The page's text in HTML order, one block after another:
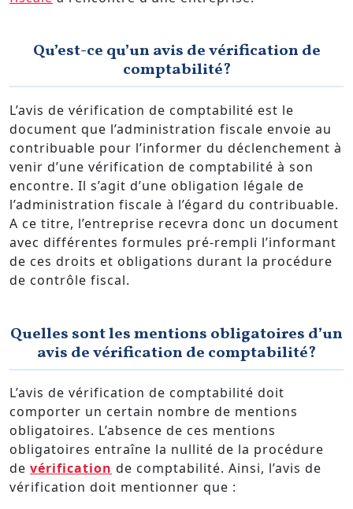
Qu’est-ce qu’un avis de vérification de
comptabilité?
L’avis de vérification de comptabilité est le
document que l’administration fiscale envoie au
contribuable pour l’informer du déclenchement à
venir d’une vérification de comptabilité à son
encontre. Il s’agit d’une obligation légale de
l’administration fiscale à l’égard du contribuable.
A ce titre, l’entreprise recevra donc un document
avec différentes formules pré-rempli l’informant
de ces droits et obligations durant la procédure
de contrôle fiscal.
Quelles sont les mentions obligatoires d’un
avis de vérification de comptabilité?
L’avis de vérification de comptabilité doit
comporter un certain nombre de mentions
obligatoires. L’absence de ces mentions
obligatoires entraîne la nullité de la procédure
de vérification de comptabilité. Ainsi, l’avis de
vérification doit mentionner que :